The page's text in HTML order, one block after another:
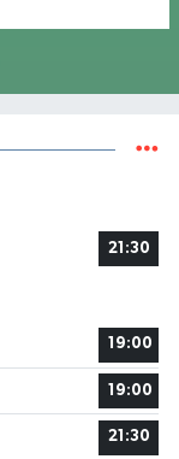
21:30
19:00
19:00
21:30